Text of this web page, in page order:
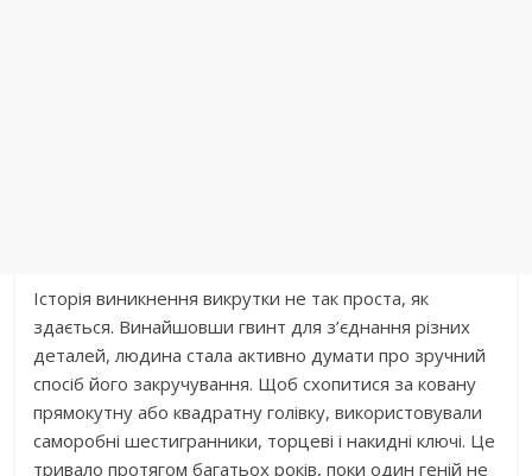
Історія виникнення викрутки не так проста, як
здається. Винайшовши гвинт для з’єднання різних
деталей, людина стала активно думати про зручний
спосіб його закручування. Щоб схопитися за ковану
прямокутну або квадратну голівку, використовували
саморобні шестигранники, торцеві і накидні ключі. Це
тривало протягом багатьох років, поки один геній не